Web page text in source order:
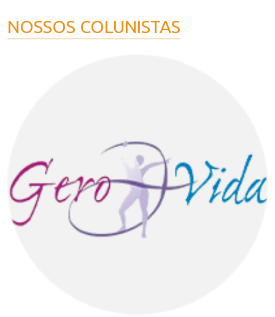
NOSSOS COLUNISTAS